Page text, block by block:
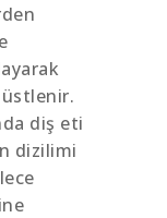
diş eti
dizilimi